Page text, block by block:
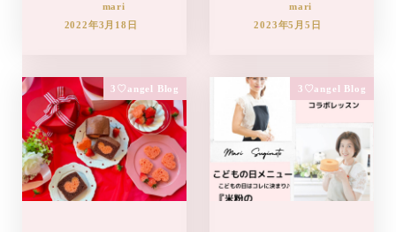
mari
2022年3月18日
mari
2023年5月5日
3♡angel Blog 3♡angel Blog